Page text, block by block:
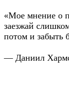
«Мое мнение о
заезжай
потом и забыть
— Даниил